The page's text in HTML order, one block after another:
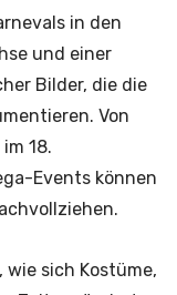
in den
und einer
Bilder, die die
Von
18.
Events können
sich Kostüme,